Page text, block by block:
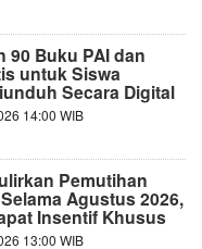
90 Buku PAI dan
untuk Siswa
Secara Digital
14:00 WIB
Pemutihan
Agustus 2026,
Insentif Khusus
13:00 WIB